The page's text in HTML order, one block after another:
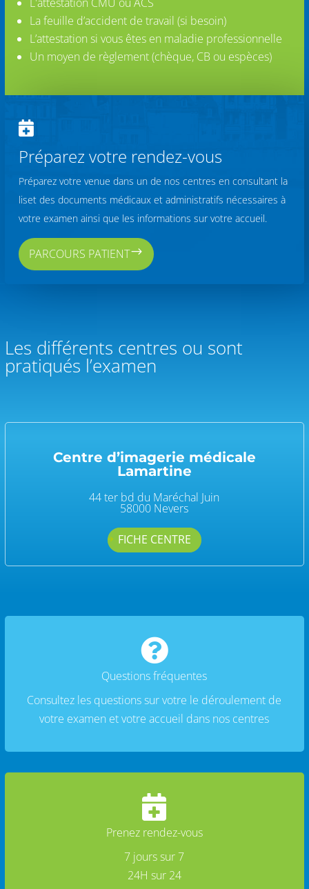
La feuille d’accident de travail (si besoin)
L’attestation si vous êtes en maladie professionnelle
Un moyen de règlement (chèque, CB ou espèces)

Préparez votre rendez-vous
Préparez votre venue dans un de nos centres en consultant la
liset des documents médicaux et administratifs nécessaires à
votre examen ainsi que les informations sur votre accueil.
PARCOURS PATIENT$
Les différents centres ou sont
pratiqués l’examen
Centre d’imagerie médicale
Lamartine
44 ter bd du Maréchal Juin
58000 Nevers
FICHE CENTRE

Questions fréquentes
Consultez les questions sur votre le déroulement de
votre examen et votre accueil dans nos centres

Prenez rendez-vous
7 jours sur 7
24H sur 24